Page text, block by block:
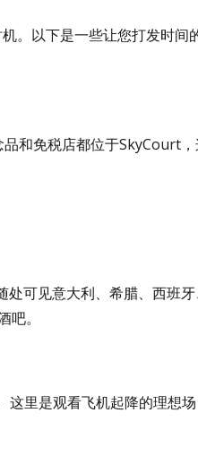
。以下是一些让您打发时间
和免税店都位于SkyCourt
处可见意大利、希腊、西班
。
这里是观看飞机起降的理想场